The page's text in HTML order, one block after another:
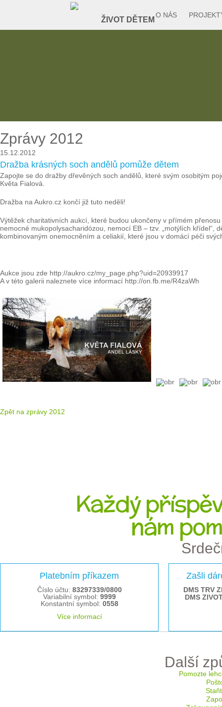
O NÁS
Zprávy 2012
15.12.2012
Dražba krásných soch andělů pomůže dětem
Zapojte se do dražby dřevěných soch andělů, které svým osobitým
Květa Fialová.
Dražba na Aukro.cz končí již tuto neděli!
Výtěžek charitativních aukcí, které budou ukončeny v přímém
nemocné mukopolysacharidózou, nemocí EB – tzv. „motýlích
kombinovaným onemocněním a celiakií, které jsou v domácí péči
Aukce jsou zde http://aukro.cz/my_page.php?uid=20939917
A v této galerii naleznete více informací http://on.fb.me/R4zaWh
Zpět na zprávy 2012
Každý
nám
Platebním příkazem
Číslo účtu: 83297339/0800
Variabilní symbol: 9999
Konstantní symbol: 0558
Více informací
Zašli
DMS TRV
DMS
Další
Pomozte